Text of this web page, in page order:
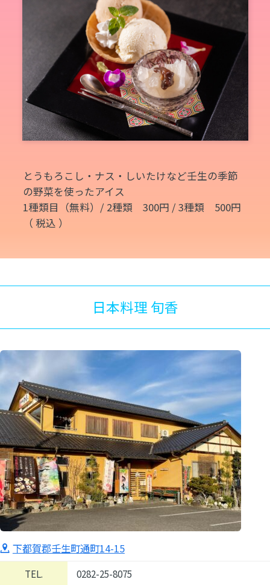
とうもろこし・ナス・しいたけなど壬生の季節
の野菜を使ったアイス
1種類目（無料）/ 2種類 300円 / 3種類 500円
（ 税込 ）
日本料理 旬香
下都賀郡壬生町通町14-15
TEL.
0282-25-8075